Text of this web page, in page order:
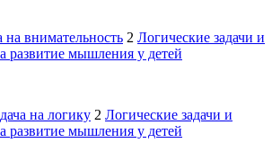
на внимательность 2 Логические задачи и
развитие мышления у детей
на логику 2 Логические задачи и
развитие мышления у детей